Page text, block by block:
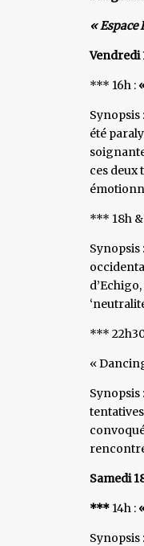
« Espace
Vendredi
*** 16h :
Synopsis
été
ces
*** 18h &
Synopsis
***
«
Samedi
*** 14h :
Synopsis